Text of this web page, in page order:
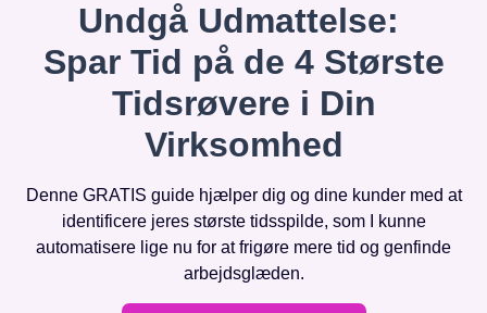
Undgå Udmattelse:
Spar Tid på de 4 Største
Tidsrøvere i Din
Virksomhed
Denne GRATIS guide hjælper dig og dine kunder med at
identificere jeres største tidsspilde, som I kunne
automatisere lige nu for at frigøre mere tid og genfinde
arbejdsglæden.